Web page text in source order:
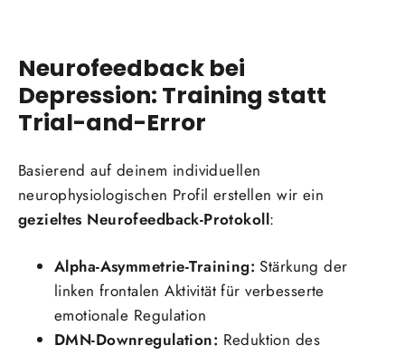
Neurofeedback bei
Depression: Training statt
Trial-and-Error
Basierend auf deinem individuellen
neurophysiologischen Profil erstellen wir ein
gezieltes Neurofeedback-Protokoll:
Alpha-Asymmetrie-Training: Stärkung der
linken frontalen Aktivität für verbesserte
emotionale Regulation
DMN-Downregulation: Reduktion des